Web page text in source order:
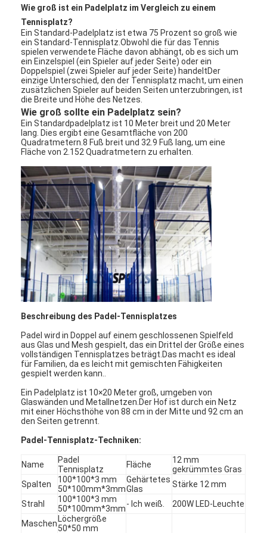
Startseite
Produkte
Über uns
Wie groß ist ein Padelplatz im Vergleich zu einem
Tennisplatz?
Ein Standard-Padelplatz ist etwa 75 Prozent so groß wie
ein Standard-Tennisplatz.Obwohl die für das Tennis
spielen verwendete Fläche davon abhängt, ob es sich um
ein Einzelspiel (ein Spieler auf jeder Seite) oder ein
Doppelspiel (zwei Spieler auf jeder Seite) handeltDer
einzige Unterschied, den der Tennisplatz macht, um einen
zusätzlichen Spieler auf beiden Seiten unterzubringen, ist
die Breite und Höhe des Netzes.
Wie groß sollte ein Padelplatz sein?
Ein Standardpadelplatz ist 10 Meter breit und 20 Meter
lang. Dies ergibt eine Gesamtfläche von 200
Quadratmetern.8 Fuß breit und 32.9 Fuß lang, um eine
Fläche von 2.152 Quadratmetern zu erhalten.
Beschreibung des Padel-Tennisplatzes
Padel wird in Doppel auf einem geschlossenen Spielfeld
aus Glas und Mesh gespielt, das ein Drittel der Größe eines
vollständigen Tennisplatzes beträgt.Das macht es ideal
für Familien, da es leicht mit gemischten Fähigkeiten
gespielt werden kann..
Ein Padelplatz ist 10×20 Meter groß, umgeben von
Glaswänden und Metallnetzen.Der Hof ist durch ein Netz
mit einer Höchsthöhe von 88 cm in der Mitte und 92 cm an
den Seiten getrennt.
Padel-Tennisplatz-Techniken:
Name
Padel
Tennisplatz
Fläche
12 mm
gekrümmtes Gras
Spalten
100*100*3 mm
50*100mm*3mm
Gehärtetes
Glas
Stärke 12 mm
Strahl
100*100*3 mm
50*100mm*3mm- Ich weiß. 200W LED-Leuchte
Maschen Löchergröße
50*50 mm